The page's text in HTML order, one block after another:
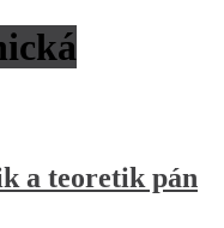
a teoretik pán